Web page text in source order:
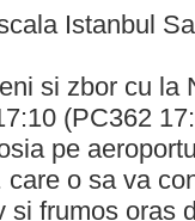
Istanbul
si zbor cu la
(PC362
pe
o sa va
si frumos oras